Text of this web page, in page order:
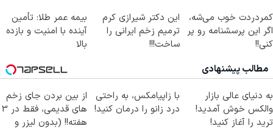
کمردردت خوب می‌شه،
اگر این پرسشنامه رو پر
کنی!!
این دکتر شیرازی کرم
ترمیم زخم ایرانی را
ساخت!!!
بیمه عمر طلا: تأمین
آینده با امنیت و بازده
بالا
مطالب پیشنهادی
به دنیای عالی بازار
والکس خوش آمدید!
ترید را آغاز کنید!
با زاپیامکس، به راحتی
درد زانو را درمان کنید!
از بین بردن جای زخم
های قدیمی، فقط در 3
هفته!! (بدون لیزر و